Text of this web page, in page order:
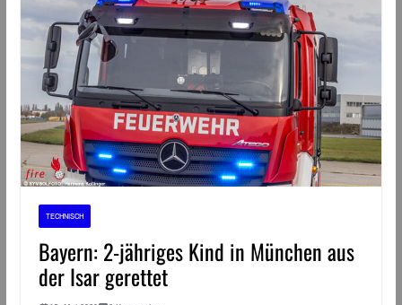
TECHNISCH
Bayern: 2-jähriges Kind in München aus
der Isar gerettet